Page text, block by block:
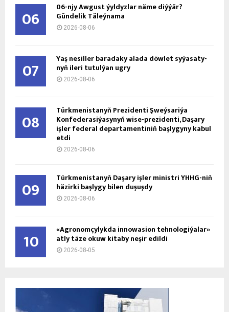
06 06-njy Awgust ýyldyzlar näme diýýär?
Gündelik Täleýnama
2026-08-06
07 Ýaş ne­sil­ler ba­ra­da­ky ala­da döw­let sy­ýa­sa­ty­
nyň ile­ri tu­tul­ýan ug­ry
2026-08-06
08 Türkmenistanyň Prezidenti Şweýsariýa
Konfederasiýasynyň wise-prezidenti, Daşary
işler federal departamentiniň başlygyny kabul
etdi
2026-08-06
09 Türkmenistanyň Daşary işler ministri ÝHHG-niň
häzirki başlygy bilen duşuşdy
2026-08-06
10 «Agronomçylykda innowasion tehnologiýalar»
atly täze okuw kitaby neşir edildi
2026-08-05